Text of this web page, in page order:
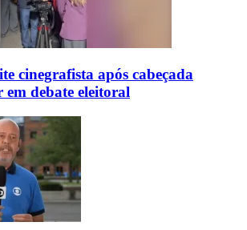
cinegrafista após cabeçada
em debate eleitoral